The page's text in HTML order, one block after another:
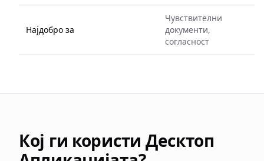
Најдобро за
Чувствителни
документи,
согласност
Кој ги користи Десктоп